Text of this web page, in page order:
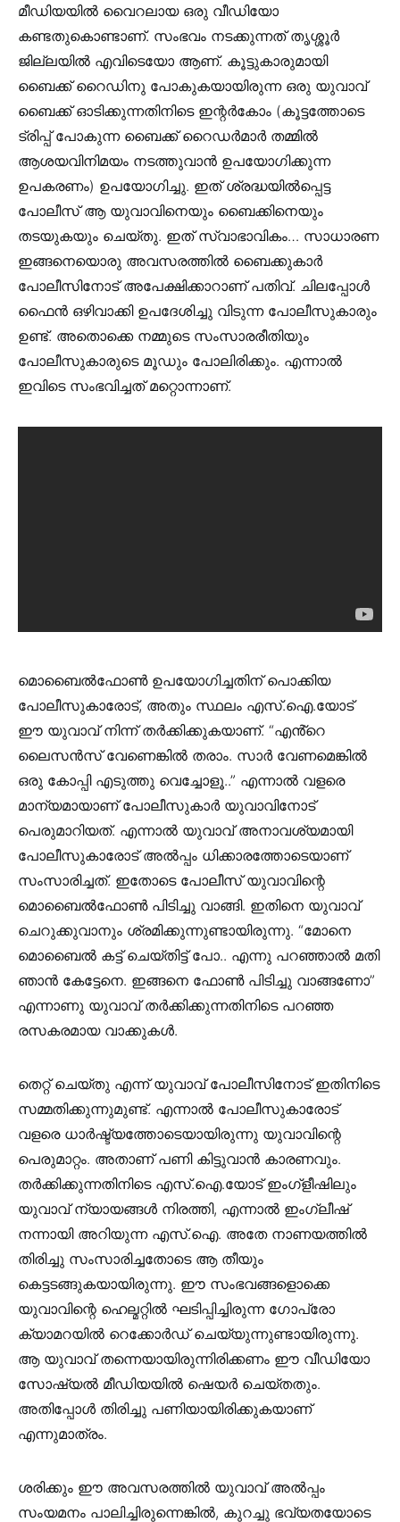
മീഡിയയിൽ വൈറലായ ഒരു വീഡിയോ
കണ്ടതുകൊണ്ടാണ്. സംഭവം നടക്കുന്നത് തൃശ്ശൂർ
ജില്ലയിൽ എവിടെയോ ആണ്. കൂട്ടുകാരുമായി
ബൈക്ക് റൈഡിനു പോകുകയായിരുന്ന ഒരു യുവാവ്
ബൈക്ക് ഓടിക്കുന്നതിനിടെ ഇന്റർകോം (കൂട്ടത്തോടെ
ട്രിപ്പ് പോകുന്ന ബൈക്ക് റൈഡർമാർ തമ്മിൽ
ആശയവിനിമയം നടത്തുവാൻ ഉപയോഗിക്കുന്ന
ഉപകരണം) ഉപയോഗിച്ചു. ഇത് ശ്രദ്ധയിൽപ്പെട്ട
പോലീസ് ആ യുവാവിനെയും ബൈക്കിനെയും
തടയുകയും ചെയ്തു. ഇത് സ്വാഭാവികം… സാധാരണ
ഇങ്ങനെയൊരു അവസരത്തിൽ ബൈക്കുകാർ
പോലീസിനോട് അപേക്ഷിക്കാറാണ് പതിവ്. ചിലപ്പോൾ
ഫൈൻ ഒഴിവാക്കി ഉപദേശിച്ചു വിടുന്ന പോലീസുകാരും
ഉണ്ട്. അതൊക്കെ നമ്മുടെ സംസാരരീതിയും
പോലീസുകാരുടെ മൂഡും പോലിരിക്കും. എന്നാൽ
ഇവിടെ സംഭവിച്ചത് മറ്റൊന്നാണ്.
മൊബൈൽഫോൺ ഉപയോഗിച്ചതിന് പൊക്കിയ
പോലീസുകാരോട്, അതും സ്ഥലം എസ്.ഐ.യോട്
ഈ യുവാവ് നിന്ന് തർക്കിക്കുകയാണ്. “എൻ്റെ
ലൈസൻസ് വേണെങ്കിൽ തരാം. സാർ വേണമെങ്കിൽ
ഒരു കോപ്പി എടുത്തു വെച്ചോളൂ..” എന്നാൽ വളരെ
മാന്യമായാണ് പോലീസുകാർ യുവാവിനോട്
പെരുമാറിയത്. എന്നാൽ യുവാവ് അനാവശ്യമായി
പോലീസുകാരോട് അൽപ്പം ധിക്കാരത്തോടെയാണ്
സംസാരിച്ചത്. ഇതോടെ പോലീസ് യുവാവിന്റെ
മൊബൈൽഫോൺ പിടിച്ചു വാങ്ങി. ഇതിനെ യുവാവ്
ചെറുക്കുവാനും ശ്രമിക്കുന്നുണ്ടായിരുന്നു. “മോനെ
മൊബൈൽ കട്ട് ചെയ്തിട്ട് പോ.. എന്നു പറഞ്ഞാൽ മതി
ഞാൻ കേട്ടേനെ. ഇങ്ങനെ ഫോൺ പിടിച്ചു വാങ്ങണോ”
എന്നാണു യുവാവ് തർക്കിക്കുന്നതിനിടെ പറഞ്ഞ
രസകരമായ വാക്കുകൾ.
തെറ്റ് ചെയ്തു എന്ന് യുവാവ് പോലീസിനോട് ഇതിനിടെ
സമ്മതിക്കുന്നുമുണ്ട്. എന്നാൽ പോലീസുകാരോട്
വളരെ ധാർഷ്ട്യത്തോടെയായിരുന്നു യുവാവിന്റെ
പെരുമാറ്റം. അതാണ് പണി കിട്ടുവാൻ കാരണവും.
തർക്കിക്കുന്നതിനിടെ എസ്.ഐ.യോട് ഇംഗ്ളീഷിലും
യുവാവ് ന്യായങ്ങൾ നിരത്തി, എന്നാൽ ഇംഗ്ലീഷ്
നന്നായി അറിയുന്ന എസ്.ഐ. അതേ നാണയത്തിൽ
തിരിച്ചു സംസാരിച്ചതോടെ ആ തീയും
കെട്ടടങ്ങുകയായിരുന്നു. ഈ സംഭവങ്ങളൊക്കെ
യുവാവിന്റെ ഹെല്മറ്റിൽ ഘടിപ്പിച്ചിരുന്ന ഗോപ്രോ
ക്യാമറയിൽ റെക്കോർഡ് ചെയ്യുന്നുണ്ടായിരുന്നു.
ആ യുവാവ് തന്നെയായിരുന്നിരിക്കണം ഈ വീഡിയോ
സോഷ്യൽ മീഡിയയിൽ ഷെയർ ചെയ്തതും.
അതിപ്പോൾ തിരിച്ചു പണിയായിരിക്കുകയാണ്
എന്നുമാത്രം.
ശരിക്കും ഈ അവസരത്തിൽ യുവാവ് അൽപ്പം
സംയമനം പാലിച്ചിരുന്നെങ്കിൽ, കുറച്ചു ഭവ്യതയോടെ